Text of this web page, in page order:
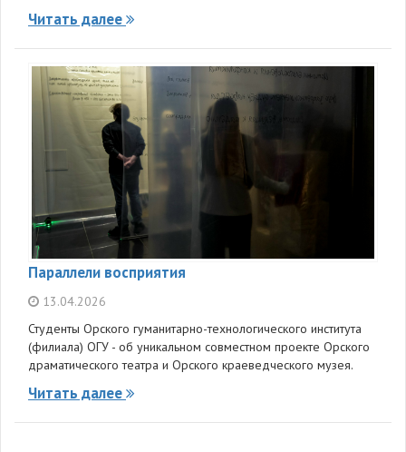
Читать далее
Параллели восприятия
13.04.2026
Студенты Орского гуманитарно-технологического института
(филиала) ОГУ - об уникальном совместном проекте Орского
драматического театра и Орского краеведческого музея.
Читать далее